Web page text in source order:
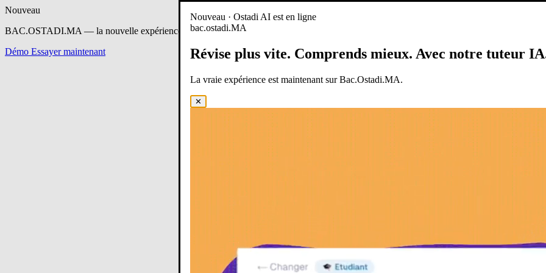
Nouveau
BAC.OSTADI.MA — la nouvelle expérience d’apprentissage est en ligne
Démo Essayer maintenant
Nouveau · Ostadi AI est en ligne
bac.ostadi.MA
Révise plus vite. Comprends mieux. Avec notre tuteur
La vraie expérience est maintenant sur Bac.Ostadi.MA.
✕